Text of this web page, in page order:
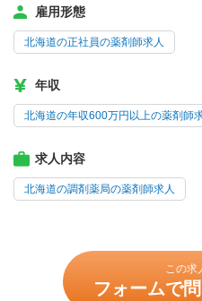
雇用形態
北海道の正社員の薬剤師求人
年収
北海道の年収600万円以上の薬剤師
求人内容
北海道の調剤薬局の薬剤師求人
この求
フォームで